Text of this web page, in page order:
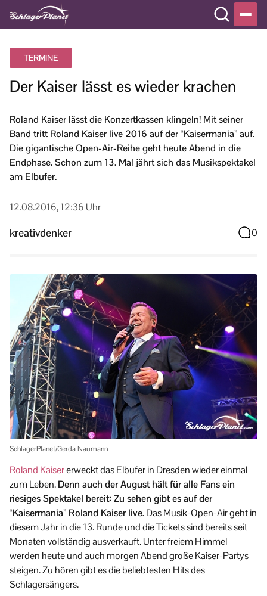
TERMINE
Der Kaiser lässt es wieder krachen
Roland Kaiser lässt die Konzertkassen klingeln! Mit seiner
Band tritt Roland Kaiser live 2016 auf der “Kaisermania” auf.
Die gigantische Open-Air-Reihe geht heute Abend in die
Endphase. Schon zum 13. Mal jährt sich das Musikspektakel
am Elbufer.
12.08.2016, 12:36 Uhr
kreativdenker 0
SchlagerPlanet/Gerda Naumann
Roland Kaisererweckt das Elbufer in Dresden wieder einmal
zum Leben.Denn auch der August hält für alle Fans ein
riesiges Spektakel bereit: Zu sehen gibt es auf der
“Kaisermania” Roland Kaiser live.Das Musik-Open-Air geht in
diesem Jahr in die 13. Runde und die Tickets sind bereits seit
Monaten vollständig ausverkauft. Unter freiem Himmel
werden heute und auch morgen Abend große Kaiser-Partys
steigen. Zu hören gibt es die beliebtesten Hits des
Schlagersängers.